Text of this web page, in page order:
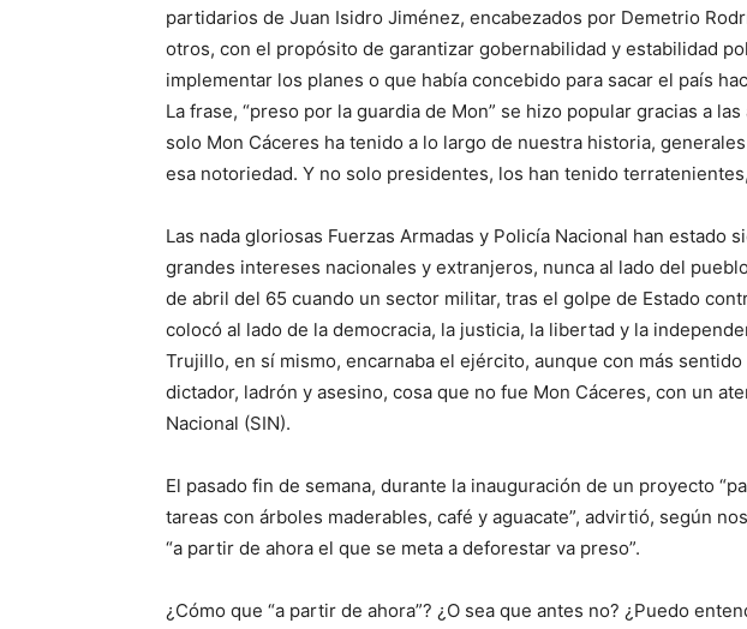
partidarios de Juan Isidro Jiménez, encabezados por Demetrio
otros, con el propósito de garantizar gobernabilidad y estabilidad
implementar los planes o que había concebido para sacar el país
La frase, “preso por la guardia de Mon” se hizo popular gracias a
solo Mon Cáceres ha tenido a lo largo de nuestra historia,
esa notoriedad. Y no solo presidentes, los han tenido
Las nada gloriosas Fuerzas Armadas y Policía Nacional han estado
grandes intereses nacionales y extranjeros, nunca al lado del
de abril del 65 cuando un sector militar, tras el golpe de Estado
colocó al lado de la democracia, la justicia, la libertad y la
Trujillo, en sí mismo, encarnaba el ejército, aunque con más
dictador, ladrón y asesino, cosa que no fue Mon Cáceres, con un
Nacional (SIN).
El pasado fin de semana, durante la inauguración de un proyecto
tareas con árboles maderables, café y aguacate”, advirtió, según
“a partir de ahora el que se meta a deforestar va preso”.
¿Cómo que “a partir de ahora”? ¿O sea que antes no? ¿Puedo